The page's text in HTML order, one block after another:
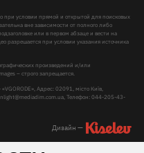
при условии прямой и открытой для поисковых
вне зависимости от полного либо
или в первом абзаце и вести на
разрешается при условии указания источника
произведений и/или
– строго запрещается.
Адрес: 02091, місто Київ,
, Телефон: 044-205-43-
Дизайн —